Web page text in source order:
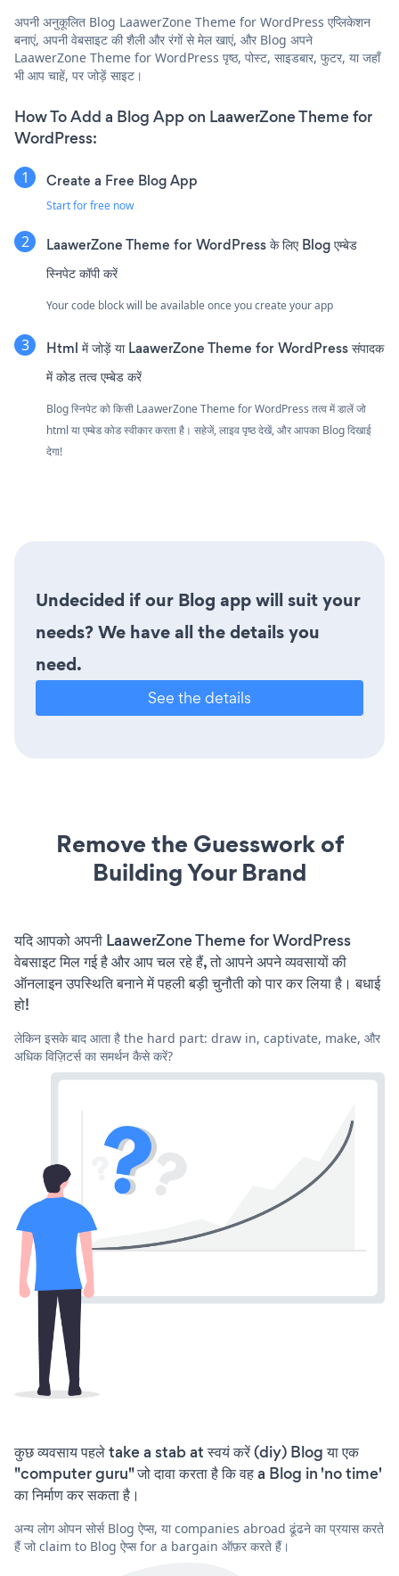
अपनी अनुकूलित Blog LaawerZone Theme for WordPress एप्लिकेशन
बनाएं, अपनी वेबसाइट की शैली और रंगों से मेल खाएं, और Blog अपने
LaawerZone Theme for WordPress पृष्ठ, पोस्ट, साइडबार, फुटर, या जहाँ
भी आप चाहें, पर जोड़ें साइट।
How To Add a Blog App on LaawerZone Theme for
WordPress:
Create a Free Blog App
Start for free now
LaawerZone Theme for WordPress के लिए Blog एम्बेड
स्निपेट कॉपी करें
Your code block will be available once you create your app
Html में जोड़ें या LaawerZone Theme for WordPress संपादक
में कोड तत्व एम्बेड करें
Blog स्निपेट को किसी LaawerZone Theme for WordPress तत्व में डालें जो
html या एम्बेड कोड स्वीकार करता है। सहेजें, लाइव पृष्ठ देखें, और आपका Blog दिखाई
देगा!
Undecided if our Blog app will suit your
needs? We have all the details you
need.
See the details
Remove the Guesswork of
Building Your Brand
यदि आपको अपनी LaawerZone Theme for WordPress
वेबसाइट मिल गई है और आप चल रहे हैं, तो आपने अपने व्यवसायों की
ऑनलाइन उपस्थिति बनाने में पहली बड़ी चुनौती को पार कर लिया है। बधाई
हो!
लेकिन इसके बाद आता है the hard part: draw in, captivate, make, और
अधिक विज़िटर्स का समर्थन कैसे करें?
कुछ व्यवसाय पहले take a stab at स्वयं करें (diy) Blog या एक
"computer guru" जो दावा करता है कि वह a Blog in 'no time'
का निर्माण कर सकता है।
अन्य लोग ओपन सोर्स Blog ऐप्स, या companies abroad ढूंढने का प्रयास करते
हैं जो claim to Blog ऐप्स for a bargain ऑफ़र करते हैं।